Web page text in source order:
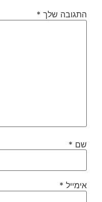
התגובה שלך *
שם *
אימייל *